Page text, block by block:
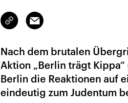
Link
kopieren/teilen
Email
Nach dem brutalen
Aktion „Berlin trägt
Berlin die Reaktionen auf
eindeutig zum Judentum